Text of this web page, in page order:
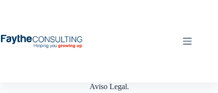
Aviso Legal.